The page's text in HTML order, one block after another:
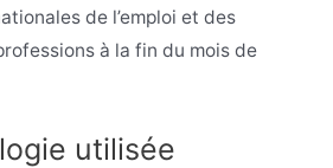
de l’emploi et des
à la fin du mois de
utilisée